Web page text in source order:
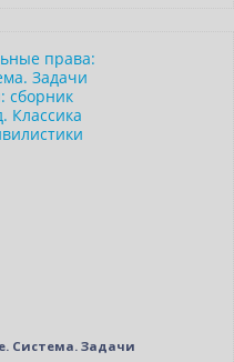
Система. Задачи